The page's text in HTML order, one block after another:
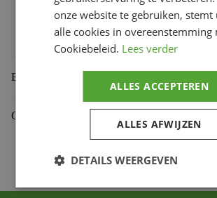
Bihr productcode 1108954003,
Productmerk
Beoordelingen (0)
Gekoppelde Motoren
onze website te gebruiken, stemt
alle cookies in overeenstemming
Cookiebeleid. Lees verder
ALLES ACCEPTEREN
ALLES AFWIJZEN
DETAILS WEERGEVEN